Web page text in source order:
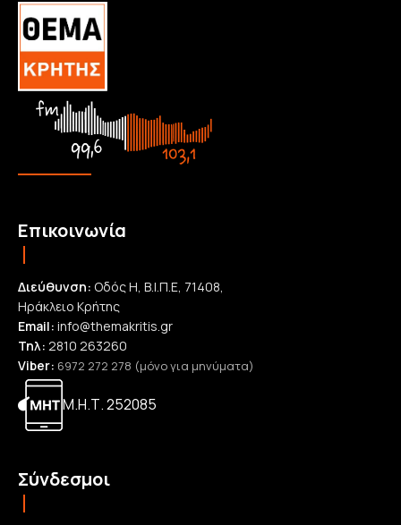
Επικοινωνία
Διεύθυνση: Οδός Η, Β.Ι.Π.Ε, 71408,
Ηράκλειο Κρήτης
Email: info@themakritis.gr
Τηλ: 2810 263260
Viber: 6972 272 278 (μόνο για μηνύματα)
Μ.Η.Τ. 252085
Σύνδεσμοι